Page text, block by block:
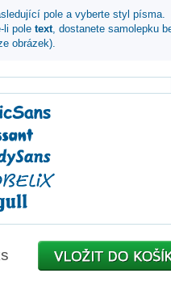
pole a vyberte styl písma.
li pole text, dostanete samolepku
obrázek).